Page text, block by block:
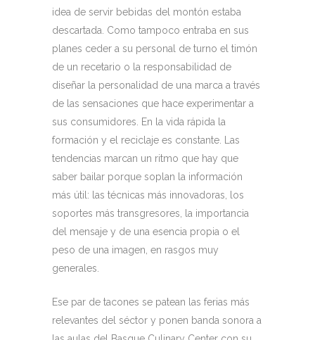
idea de servir bebidas del montón estaba
descartada. Como tampoco entraba en sus
planes ceder a su personal de turno el timón
de un recetario o la responsabilidad de
diseñar la personalidad de una marca a través
de las sensaciones que hace experimentar a
sus consumidores. En la vida rápida la
formación y el reciclaje es constante. Las
tendencias marcan un ritmo que hay que
saber bailar porque soplan la información
más útil: las técnicas más innovadoras, los
soportes más transgresores, la importancia
del mensaje y de una esencia propia o el
peso de una imagen, en rasgos muy
generales.
Ese par de tacones se patean las ferias más
relevantes del séctor y ponen banda sonora a